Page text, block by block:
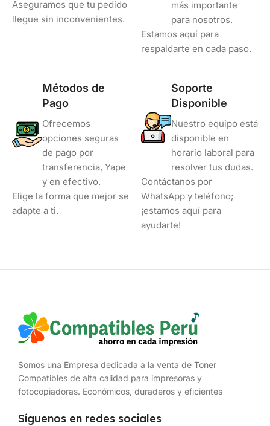
Aseguramos que tu pedido
llegue sin inconvenientes.
más importante
para nosotros.
Estamos aquí para
respaldarte en cada paso.
Métodos de
Pago
Ofrecemos
opciones seguras
de pago por
transferencia, Yape
y en efectivo.
Elige la forma que mejor se
adapte a ti.
Soporte
Disponible
Nuestro equipo está
disponible en
horario laboral para
resolver tus dudas.
Contáctanos por
WhatsApp y teléfono;
¡estamos aquí para
ayudarte!
Somos una Empresa dedicada a la venta de Toner
Compatibles de alta calidad para impresoras y
fotocopiadoras. Económicos, duraderos y eficientes
Síguenos en redes sociales